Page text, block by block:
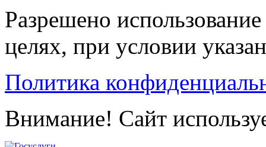
Разрешено
целях, при условии
Политика
Внимание! Сайт